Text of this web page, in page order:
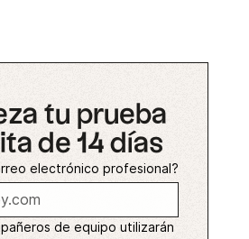
tu prueba
de 14 días
electrónico profesional?
de equipo utilizarán